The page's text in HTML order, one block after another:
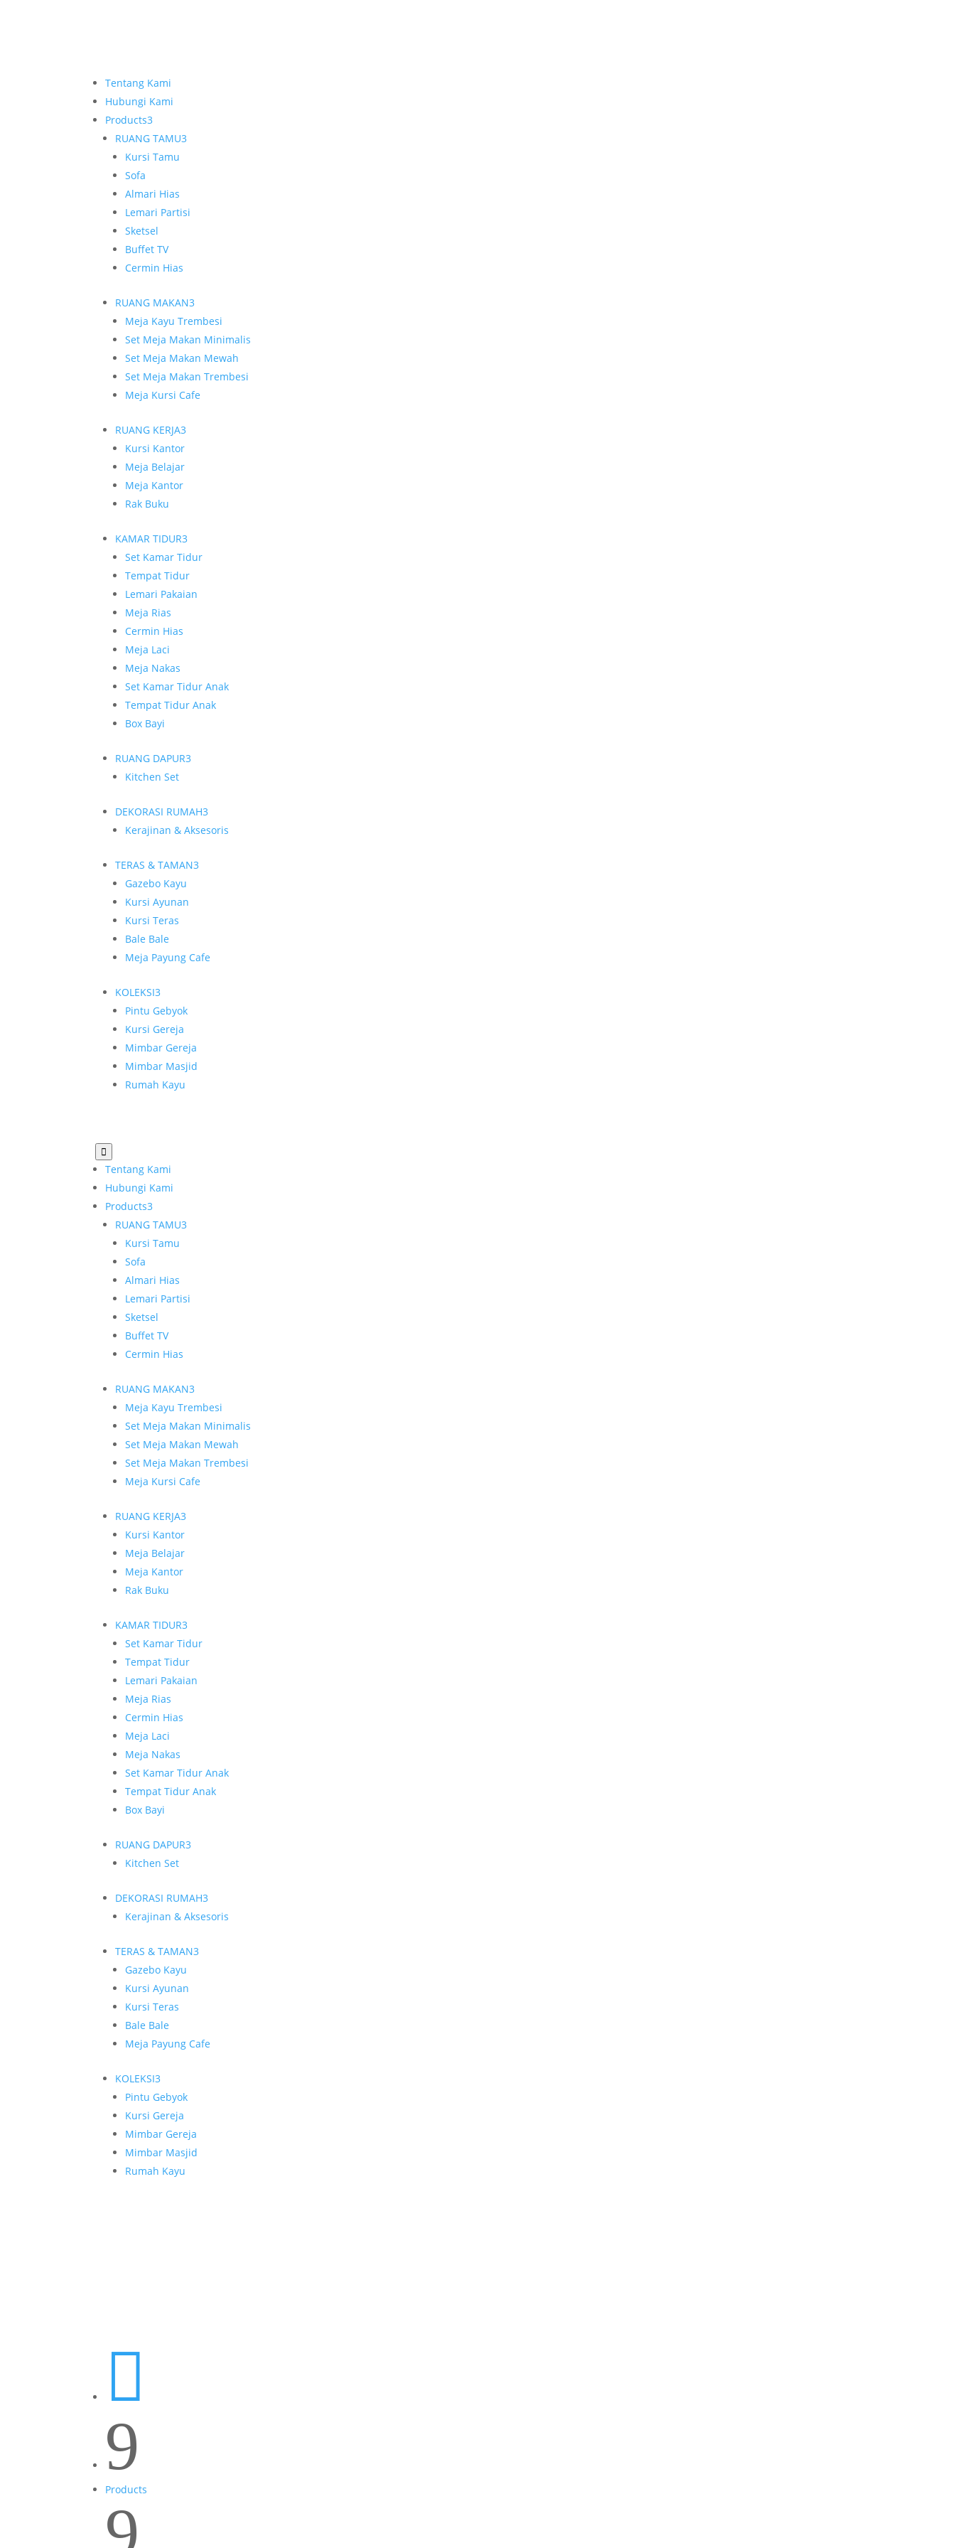
Tentang Kami
Hubungi Kami
Products3
RUANG TAMU3
Kursi Tamu
Sofa
Almari Hias
Lemari Partisi
Sketsel
Buffet TV
Cermin Hias
RUANG MAKAN3
Meja Kayu Trembesi
Set Meja Makan Minimalis
Set Meja Makan Mewah
Set Meja Makan Trembesi
Meja Kursi Cafe
RUANG KERJA3
Kursi Kantor
Meja Belajar
Meja Kantor
Rak Buku
KAMAR TIDUR3
Set Kamar Tidur
Tempat Tidur
Lemari Pakaian
Meja Rias
Cermin Hias
Meja Laci
Meja Nakas
Set Kamar Tidur Anak
Tempat Tidur Anak
Box Bayi
RUANG DAPUR3
Kitchen Set
DEKORASI RUMAH3
Kerajinan & Aksesoris
TERAS & TAMAN3
Gazebo Kayu
Kursi Ayunan
Kursi Teras
Bale Bale
Meja Payung Cafe
KOLEKSI3
Pintu Gebyok
Kursi Gereja
Mimbar Gereja
Mimbar Masjid
Rumah Kayu

Tentang Kami
Hubungi Kami
Products3
RUANG TAMU3
Kursi Tamu
Sofa
Almari Hias
Lemari Partisi
Sketsel
Buffet TV
Cermin Hias
RUANG MAKAN3
Meja Kayu Trembesi
Set Meja Makan Minimalis
Set Meja Makan Mewah
Set Meja Makan Trembesi
Meja Kursi Cafe
RUANG KERJA3
Kursi Kantor
Meja Belajar
Meja Kantor
Rak Buku
KAMAR TIDUR3
Set Kamar Tidur
Tempat Tidur
Lemari Pakaian
Meja Rias
Cermin Hias
Meja Laci
Meja Nakas
Set Kamar Tidur Anak
Tempat Tidur Anak
Box Bayi
RUANG DAPUR3
Kitchen Set
DEKORASI RUMAH3
Kerajinan & Aksesoris
TERAS & TAMAN3
Gazebo Kayu
Kursi Ayunan
Kursi Teras
Bale Bale
Meja Payung Cafe
KOLEKSI3
Pintu Gebyok
Kursi Gereja
Mimbar Gereja
Mimbar Masjid
Rumah Kayu

9
Products
9